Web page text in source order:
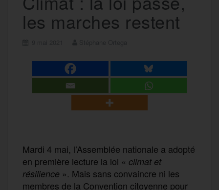
les marches restent
Mardi 4 mai, l’Assemblée nationale a adopté
en première lecture la loi « climat et
résilience ». Mais sans convaincre ni les
membres de la Convention citoyenne pour